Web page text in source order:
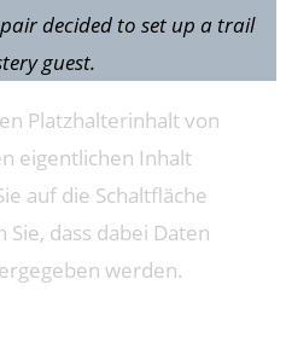
decided to set up a trail
guest.
Platzhalterinhalt von
eigentlichen Inhalt
auf die Schaltfläche
dass dabei Daten
werden.